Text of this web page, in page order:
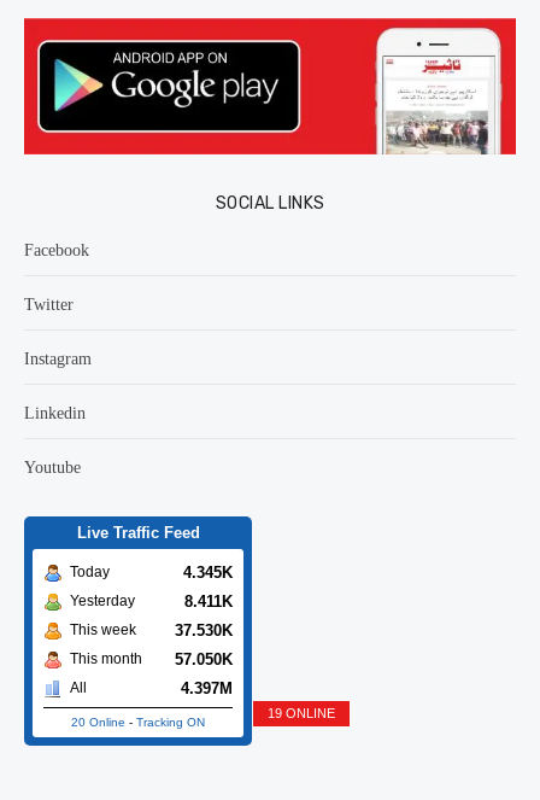
SOCIAL LINKS
Facebook
Twitter
Instagram
Linkedin
Youtube
Live Traffic Feed
Today 4.345K
Yesterday 8.411K
This week 37.530K
This month 57.050K
All 4.397M
20 Online - Tracking ON
19 ONLINE